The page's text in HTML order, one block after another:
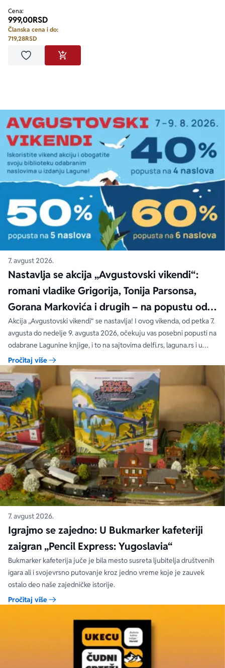
Cena:
999,00RSD
Članska cena i do:
719,28RSD
Dodaj u omiljeneDODAJ U KORPU
7. avgust 2026.
Nastavlja se akcija „Avgustovski vikendi“:
romani vladike Grigorija, Tonija Parsonsa,
Gorana Markovića i drugih – na popustu od
čak 40, 50 i 60%
Akcija „Avgustovski vikendi“ se nastavlja! I ovog vikenda, od petka 7.
avgusta do nedelje 9. avgusta 2026, očekuju vas posebni popusti na
odabrane Lagunine knjige, i to na sajtovima delfi.rs, laguna.rs i u
svim Delfi knjižarama.
Pročitaj više
7. avgust 2026.
Igrajmo se zajedno: U Bukmarker kafeteriji
zaigran „Pencil Express: Yugoslavia“
Bukmarker kafeterija juče je bila mesto susreta ljubitelja društvenih
igara ali i svojevrsno putovanje kroz jedno vreme koje je zauvek
ostalo deo naše zajedničke istorije.
Pročitaj više